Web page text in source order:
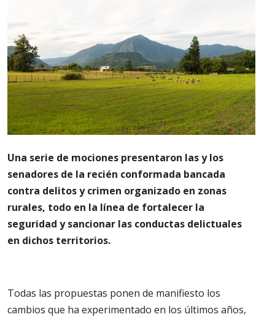
Una serie de mociones presentaron las y los
senadores de la recién conformada bancada
contra delitos y crimen organizado en zonas
rurales, todo en la línea de fortalecer la
seguridad y sancionar las conductas delictuales
en dichos territorios.
Todas las propuestas ponen de manifiesto los
cambios que ha experimentado en los últimos años,